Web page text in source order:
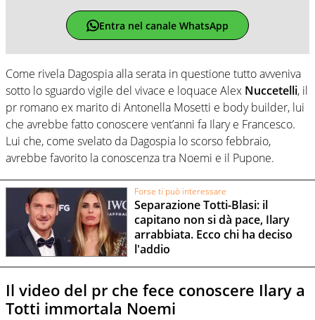
Entra nel canale WhatsApp
Come rivela Dagospia alla serata in questione tutto avveniva
sotto lo sguardo vigile del vivace e loquace Alex Nuccetelli, il
pr romano ex marito di Antonella Mosetti e body builder, lui
che avrebbe fatto conoscere vent’anni fa Ilary e Francesco.
Lui che, come svelato da Dagospia lo scorso febbraio,
avrebbe favorito la conoscenza tra Noemi e il Pupone.
Forse ti può interessare
Separazione Totti-Blasi: il
capitano non si dà pace, Ilary
arrabbiata. Ecco chi ha deciso
l'addio
Il video del pr che fece conoscere Ilary a
Totti immortala Noemi